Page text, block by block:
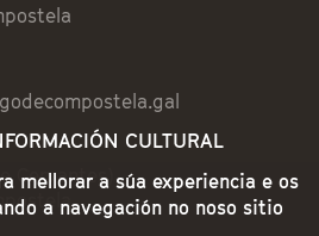
CULTURAL
Cervantes)
mellorar a súa experiencia e os
a navegación no noso sitio